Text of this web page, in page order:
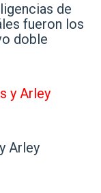
de
fueron los
doble
Arley